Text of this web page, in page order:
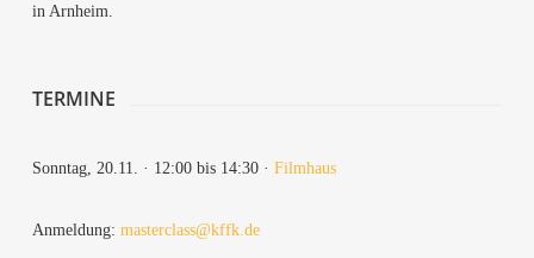
in Arnheim.
TER­MI­NE
Sonn­tag, 20.11. · 12:00 bis 14:30 · Film­haus
Anmel­dung: masterclass@kffk.de